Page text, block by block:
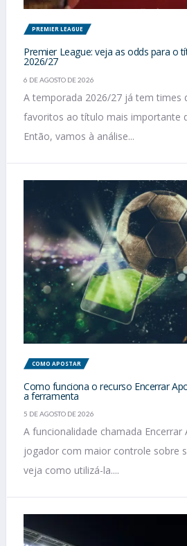
PREMIER LEAGUE
Premier League: veja as odds para o
2026/27
6 DE AGOSTO DE 2026
A temporada 2026/27 já tem times
favoritos ao título mais importante
Então, vamos à análise...
COMO APOSTAR
Como funciona o recurso Encerrar
a ferramenta
5 DE AGOSTO DE 2026
A funcionalidade chamada Encerrar
jogador com maior controle sobre
veja como utilizá-la....